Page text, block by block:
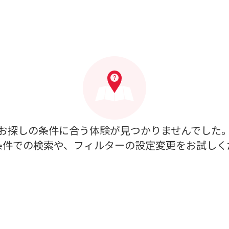
探しの条件に合う体験が見つかりませんでした。
での検索や、フィルターの設定変更をお試しく